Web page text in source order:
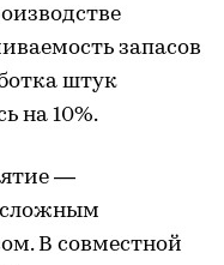
запасов
штук
на 10%.
—
сложным
В совместной